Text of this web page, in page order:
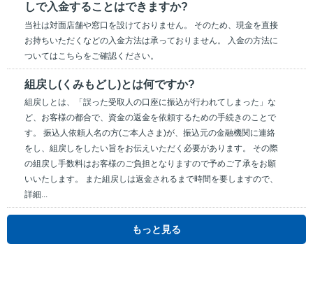
しで入金することはできますか?
当社は対面店舗や窓口を設けておりません。 そのため、現金を直接
お持ちいただくなどの入金方法は承っておりません。 入金の方法に
ついてはこちらをご確認ください。
組戻し(くみもどし)とは何ですか?
組戻しとは、「誤った受取人の口座に振込が行われてしまった」な
ど、お客様の都合で、資金の返金を依頼するための手続きのことで
す。 振込人依頼人名の方(ご本人さま)が、振込元の金融機関に連絡
をし、組戻しをしたい旨をお伝えいただく必要があります。 その際
の組戻し手数料はお客様のご負担となりますので予めご了承をお願
いいたします。 また組戻しは返金されるまで時間を要しますので、
詳細...
もっと見る